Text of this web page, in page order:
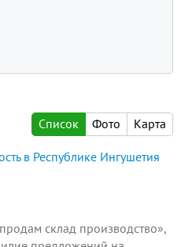
Список
Фото Карта
в Республике Ингушетия
склад производство»,